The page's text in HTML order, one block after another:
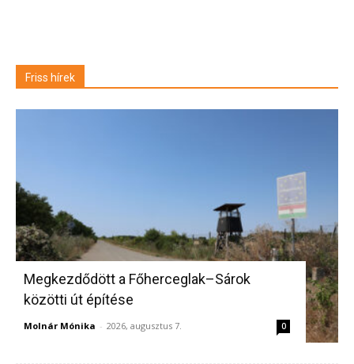
Friss hírek
Megkezdődött a Főherceglak–Sárok
közötti út építése
Molnár Mónika - 2026, augusztus 7. 0